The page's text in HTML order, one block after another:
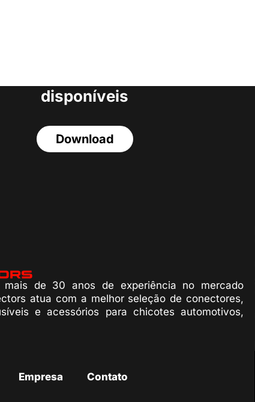
disponíveis
Download
mais de 30 anos de experiência no mercado
atua com a melhor seleção de conectores,
e acessórios para chicotes automotivos,
Empresa Contato